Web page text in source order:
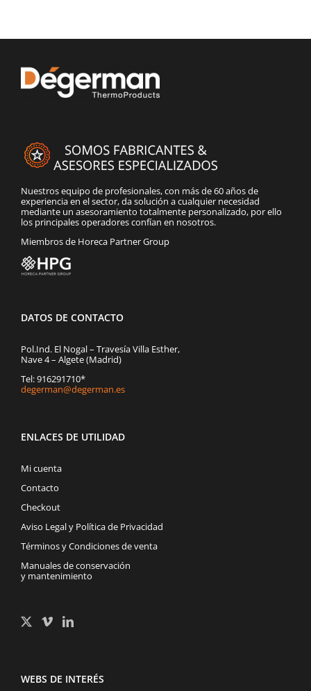
Nuestros equipo de profesionales, con más de 60 años de
experiencia en el sector, da solución a cualquier necesidad
mediante un asesoramiento totalmente personalizado, por ello
los principales operadores confían en nosotros.
Miembros de Horeca Partner Group
DATOS DE CONTACTO
Pol.Ind. El Nogal – Travesía Villa Esther,
Nave 4 – Algete (Madrid)
Tel: 916291710*
degerman@degerman.es
ENLACES DE UTILIDAD
Mi cuenta
Contacto
Checkout
Aviso Legal y Política de Privacidad
Términos y Condiciones de venta
Manuales de conservación
y mantenimiento
WEBS DE INTERÉS